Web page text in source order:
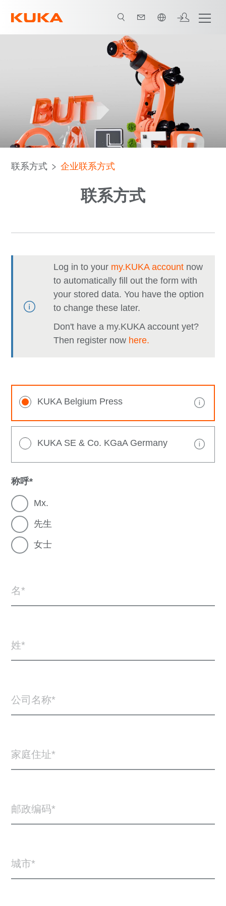
中文 / Chinese
联系方式 企业联系方式
联系方式
Log in to your my.KUKA account now
to automatically fill out the form with
your stored data. You have the option
to change these later.
Don't have a my.KUKA account yet?
Then register now here.
KUKA Belgium Press
KUKA SE & Co. KGaA Germany
称呼
Mx.
先生
女士
名
姓
公司名称
家庭住址
邮政编码
城市